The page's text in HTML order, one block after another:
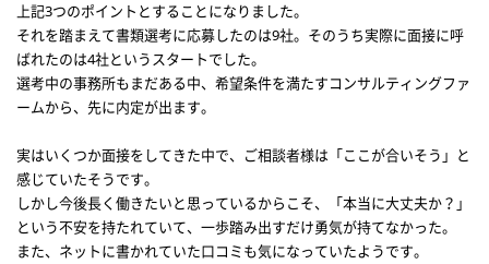
上記3つのポイントとすることになりました。
それを踏まえて書類選考に応募したのは9社。そのうち実際に面接に呼
ばれたのは4社というスタートでした。
選考中の事務所もまだある中、希望条件を満たすコンサルティングファ
ームから、先に内定が出ます。
実はいくつか面接をしてきた中で、ご相談者様は「ここが合いそう」と
感じていたそうです。
しかし今後長く働きたいと思っているからこそ、「本当に大丈夫か？」
という不安を持たれていて、一歩踏み出すだけ勇気が持てなかった。
また、ネットに書かれていた口コミも気になっていたようです。